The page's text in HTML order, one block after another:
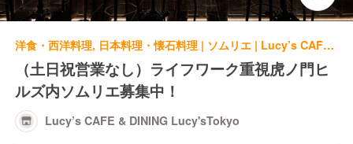
洋食・西洋料理, 日本料理・懐石料理 | ソムリエ | Lucy’s CAFE & DINING Lucy'sTokyo
（土日祝営業なし）ライフワーク重視虎ノ門ヒ
ルズ内ソムリエ募集中！
Lucy’s CAFE & DINING Lucy'sTokyo